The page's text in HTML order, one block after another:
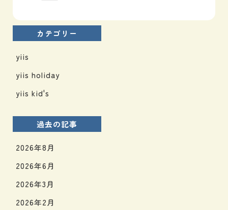
カテゴリー
yiis
yiis holiday
yiis kid's
過去の記事
2026年8月
2026年6月
2026年3月
2026年2月